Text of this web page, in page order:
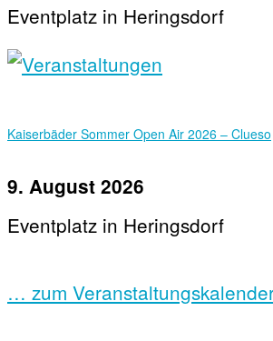
Eventplatz in Heringsdorf
Kaiserbäder Sommer Open Air 2026 – Clueso
9. August 2026
Eventplatz in Heringsdorf
… zum